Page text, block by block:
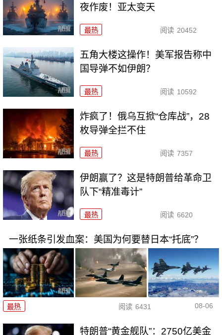
夜作废！亚太变天
最热 阅读 20452
五角大楼这操作！美军报告称中
国导弹不如伊朗？
最热 阅读 10592
炸疯了！俄乌互掀“仓库战”，28
枚导弹全拦不住
最热 阅读 7357
伊朗赢了？这是特朗普给革命卫
队下“精准毒计”
最热 阅读 6620
一张纸条引发血案：美国为何要替日本“托底”？
最热 阅读 6431 08-06
特朗普“黄金舰队”：2750亿美金